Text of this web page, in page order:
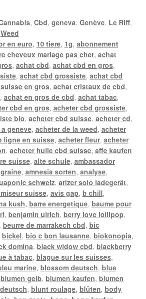
, Cbd, geneva, Genève, Le Riff,
Weed
en euro, 10 tiere, 1g, abonnement
cheveux mariage pas cher, achat
, achat cbd, achat cbd en gros,
, achat cbd grossiste, achat cbd
en gros, achat cristaux de cbd,
, achat en gros de cbd, achat tabac,
cbd en gros, acheter cbd grossiste,
bio, acheter cbd suisse, acheter cd,
geneve, acheter de la weed, acheter
ligne en suisse, acheter fleur, acheter
, acheter huile cbd suisse, affe kaufen
suisse, alte schule, ambassador
, amnesia sorten, analyse,
schweiz, arizer solo ladegerät,
suisse, avis gap, b chill,
kush, barre energetique, baume pour
, benjamin ulrich, berry love lollipop,
, beurre de marrakech cbd, bic
bickel, bio c bon lausanne, biokonopia,
domina, black widow cbd, blackberry
à tabac, blague sur les suisses,
marine, blossom deutsch, blue
blumen gelb, blumen kaufen, blumen
, blunt roulage, blüten, body